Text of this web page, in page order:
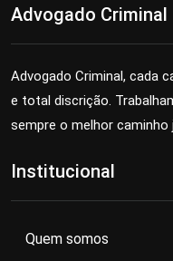
Advogado Criminal
Advogado Criminal, cada
e total discrição.
sempre o melhor
Institucional
Quem somos